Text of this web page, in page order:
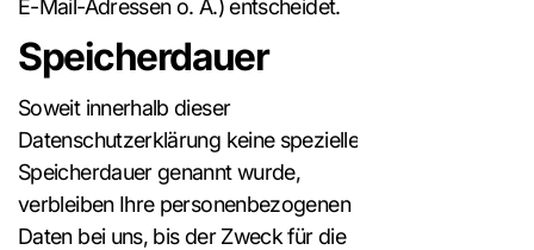
E-Mail-Adressen o. Ä.) entscheidet.
Speicherdauer
Soweit innerhalb dieser
Datenschutzerklärung keine speziellere
Speicherdauer genannt wurde,
verbleiben Ihre personenbezogenen
Daten bei uns, bis der Zweck für die